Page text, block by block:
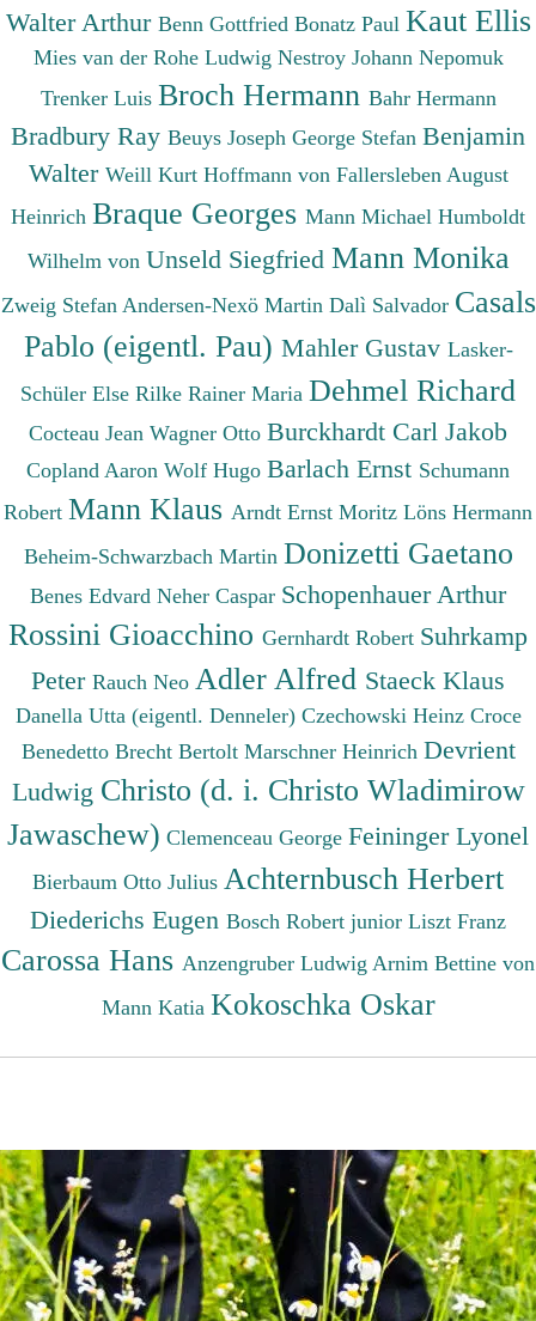
Walter Arthur Benn Gottfried Bonatz Paul Kaut Ellis
Mies van der Rohe Ludwig Nestroy Johann Nepomuk
Trenker Luis Broch Hermann Bahr Hermann
Bradbury Ray Beuys Joseph George Stefan Benjamin
Walter Weill Kurt Hoffmann von Fallersleben August
Heinrich Braque Georges Mann Michael Humboldt
Wilhelm von Unseld Siegfried Mann Monika
Zweig Stefan Andersen-Nexö Martin Dalì Salvador Casals
Pablo (eigentl. Pau) Mahler Gustav Lasker-
Schüler Else Rilke Rainer Maria Dehmel Richard
Cocteau Jean Wagner Otto Burckhardt Carl Jakob
Copland Aaron Wolf Hugo Barlach Ernst Schumann
Robert Mann Klaus Arndt Ernst Moritz Löns Hermann
Beheim-Schwarzbach Martin Donizetti Gaetano
Benes Edvard Neher Caspar Schopenhauer Arthur
Rossini Gioacchino Gernhardt Robert Suhrkamp
Peter Rauch Neo Adler Alfred Staeck Klaus
Danella Utta (eigentl. Denneler) Czechowski Heinz Croce
Benedetto Brecht Bertolt Marschner Heinrich Devrient
Ludwig Christo (d. i. Christo Wladimirow
Jawaschew) Clemenceau George Feininger Lyonel
Bierbaum Otto Julius Achternbusch Herbert
Diederichs Eugen Bosch Robert junior Liszt Franz
Carossa Hans Anzengruber Ludwig Arnim Bettine von
Mann Katia Kokoschka Oskar